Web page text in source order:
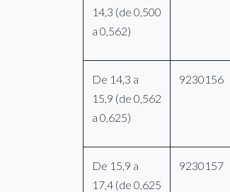
14,3 (de 0,500
a 0,562)
De 14,3 a
15,9 (de 0,562
a 0,625)
9230156
De 15,9 a
17,4 (de 0,625
9230157